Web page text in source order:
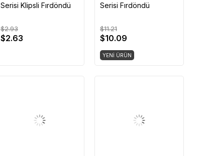
Serisi Klipsli Fırdöndü
$2.63
$2.93
Serisi Fırdöndü
$10.09
$11.21
YENI ÜRÜN